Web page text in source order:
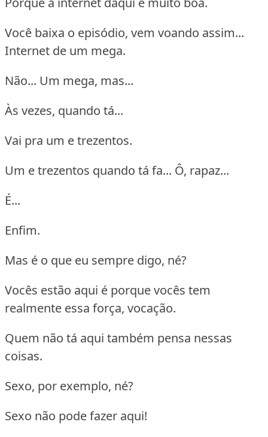
Você baixa o episódio, vem voando assim...
Internet de um mega.
Não... Um mega, mas...
Às vezes, quando tá...
Vai pra um e trezentos.
Um e trezentos quando tá fa... Ô, rapaz...
É...
Enfim.
Mas é o que eu sempre digo, né?
Vocês estão aqui é porque vocês tem
realmente essa força, vocação.
Quem não tá aqui também pensa nessas
coisas.
Sexo, por exemplo, né?
Sexo não pode fazer aqui!